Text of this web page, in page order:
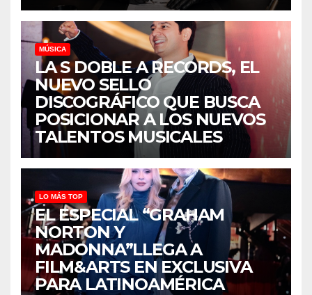
MÚSICA
LA S DOBLE A RECORDS, EL
NUEVO SELLO
DISCOGRÁFICO QUE BUSCA
POSICIONAR A LOS NUEVOS
TALENTOS MUSICALES
LO MÁS TOP
EL ESPECIAL “GRAHAM
NORTON Y
MADONNA”LLEGA A
FILM&ARTS EN EXCLUSIVA
PARA LATINOAMÉRICA